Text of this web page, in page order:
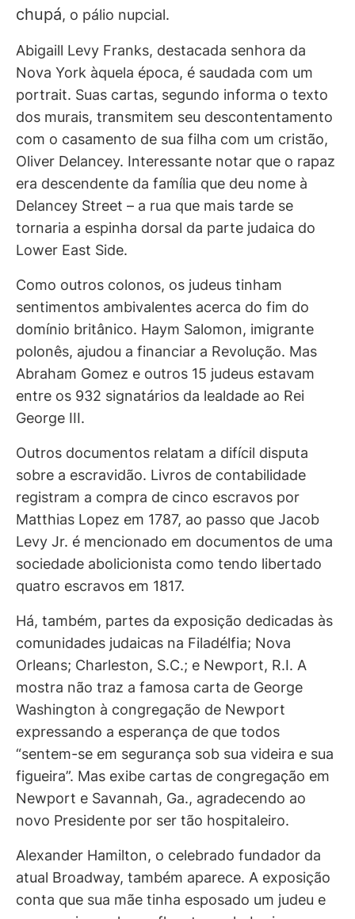
chupá, o pálio nupcial.
Abigaill Levy Franks, destacada senhora da
Nova York àquela época, é saudada com um
portrait. Suas cartas, segundo informa o texto
dos murais, transmitem seu descontentamento
com o casamento de sua filha com um cristão,
Oliver Delancey. Interessante notar que o rapaz
era descendente da família que deu nome à
Delancey Street – a rua que mais tarde se
tornaria a espinha dorsal da parte judaica do
Lower East Side.
Como outros colonos, os judeus tinham
sentimentos ambivalentes acerca do fim do
domínio britânico. Haym Salomon, imigrante
polonês, ajudou a financiar a Revolução. Mas
Abraham Gomez e outros 15 judeus estavam
entre os 932 signatários da lealdade ao Rei
George III.
Outros documentos relatam a difícil disputa
sobre a escravidão. Livros de contabilidade
registram a compra de cinco escravos por
Matthias Lopez em 1787, ao passo que Jacob
Levy Jr. é mencionado em documentos de uma
sociedade abolicionista como tendo libertado
quatro escravos em 1817.
Há, também, partes da exposição dedicadas às
comunidades judaicas na Filadélfia; Nova
Orleans; Charleston, S.C.; e Newport, R.I. A
mostra não traz a famosa carta de George
Washington à congregação de Newport
expressando a esperança de que todos
“sentem-se em segurança sob sua videira e sua
figueira”. Mas exibe cartas de congregação em
Newport e Savannah, Ga., agradecendo ao
novo Presidente por ser tão hospitaleiro.
Alexander Hamilton, o celebrado fundador da
atual Broadway, também aparece. A exposição
conta que sua mãe tinha esposado um judeu e